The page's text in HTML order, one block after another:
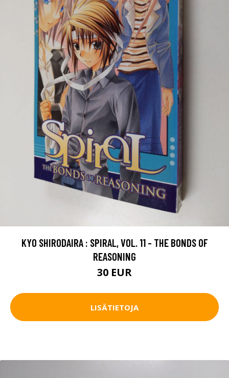
KYO SHIRODAIRA : SPIRAL, VOL. 11 - THE BONDS OF
REASONING
30 EUR
LISÄTIETOJA